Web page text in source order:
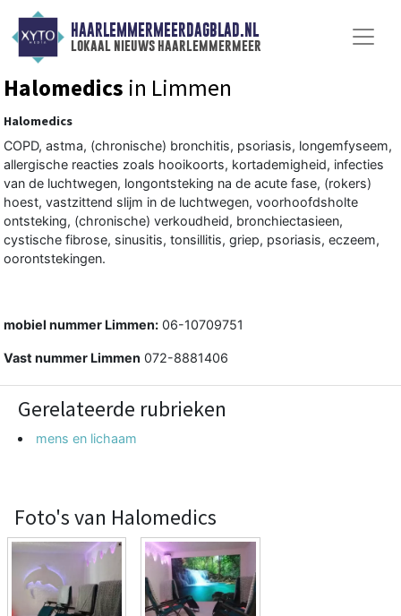
HAARLEMMERMEERDAGBLAD.NL
lokaal nieuws haarlemmermeer
Halomedics in Limmen
Halomedics
COPD, astma, (chronische) bronchitis, psoriasis, longemfyseem,
allergische reacties zoals hooikoorts, kortademigheid, infecties
van de luchtwegen, longontsteking na de acute fase, (rokers)
hoest, vastzittend slijm in de luchtwegen, voorhoofdsholte
ontsteking, (chronische) verkoudheid, bronchiectasieen,
cystische fibrose, sinusitis, tonsillitis, griep, psoriasis, eczeem,
oorontstekingen.
mobiel nummer Limmen: 06-10709751
Vast nummer Limmen 072-8881406
Gerelateerde rubrieken
mens en lichaam
Foto's van Halomedics